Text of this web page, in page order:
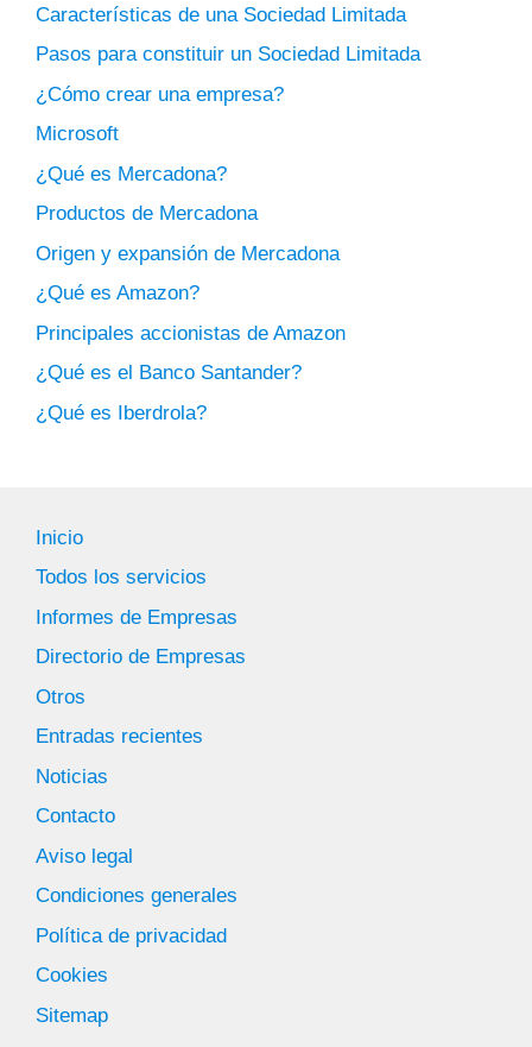
Características de una Sociedad Limitada
Pasos para constituir un Sociedad Limitada
¿Cómo crear una empresa?
Microsoft
¿Qué es Mercadona?
Productos de Mercadona
Origen y expansión de Mercadona
¿Qué es Amazon?
Principales accionistas de Amazon
¿Qué es el Banco Santander?
¿Qué es Iberdrola?
Inicio
Todos los servicios
Informes de Empresas
Directorio de Empresas
Otros
Entradas recientes
Noticias
Contacto
Aviso legal
Condiciones generales
Política de privacidad
Cookies
Sitemap